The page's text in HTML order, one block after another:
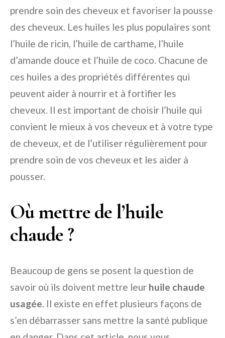
prendre soin des cheveux et favoriser la pousse
des cheveux. Les huiles les plus populaires sont
l’huile de ricin, l’huile de carthame, l’huile
d’amande douce et l’huile de coco. Chacune de
ces huiles a des propriétés différentes qui
peuvent aider à nourrir et à fortifier les
cheveux. Il est important de choisir l’huile qui
convient le mieux à vos cheveux et à votre type
de cheveux, et de l’utiliser régulièrement pour
prendre soin de vos cheveux et les aider à
pousser.
Où mettre de l’huile
chaude ?
Beaucoup de gens se posent la question de
savoir où ils doivent mettre leur huile chaude
usagée . Il existe en effet plusieurs façons de
s’en débarrasser sans mettre la santé publique